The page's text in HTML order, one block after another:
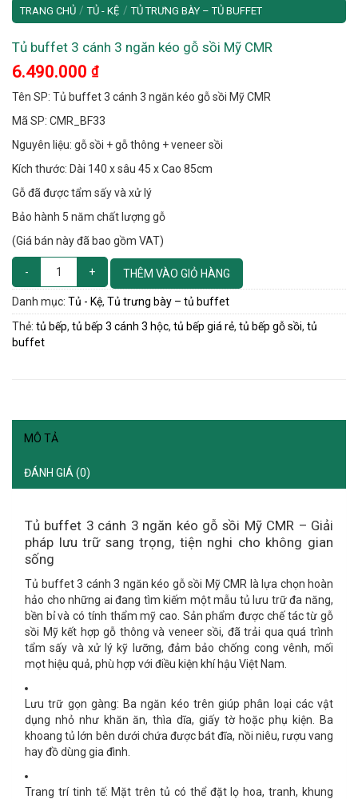
TRANG CHỦ / TỦ - KỆ / TỦ TRƯNG BÀY – TỦ BUFFET
Tủ buffet 3 cánh 3 ngăn kéo gỗ sồi Mỹ CMR
6.490.000 ₫
Tên SP: Tủ buffet 3 cánh 3 ngăn kéo gỗ sồi Mỹ CMR
Mã SP: CMR_BF33
Nguyên liệu: gỗ sồi + gỗ thông + veneer sồi
Kích thước: Dài 140 x sâu 45 x Cao 85cm
Gỗ đã được tẩm sấy và xử lý
Bảo hành 5 năm chất lượng gỗ
(Giá bán này đã bao gồm VAT)
THÊM VÀO GIỎ HÀNG
Danh mục: Tủ - Kệ, Tủ trưng bày – tủ buffet
Thẻ: tủ bếp, tủ bếp 3 cánh 3 hộc, tủ bếp giá rẻ, tủ bếp gỗ sồi, tủ
buffet
MÔ TẢ
ĐÁNH GIÁ (0)
Tủ buffet 3 cánh 3 ngăn kéo gỗ sồi Mỹ CMR – Giải
pháp lưu trữ sang trọng, tiện nghi cho không gian
sống
Tủ buffet 3 cánh 3 ngăn kéo gỗ sồi Mỹ CMR là lựa chọn hoàn
hảo cho những ai đang tìm kiếm một mẫu tủ lưu trữ đa năng,
bền bỉ và có tính thẩm mỹ cao. Sản phẩm được chế tác từ gỗ
sồi Mỹ kết hợp gỗ thông và veneer sồi, đã trải qua quá trình
tẩm sấy và xử lý kỹ lưỡng, đảm bảochống cong vênh, mối
mọt hiệu quả, phù hợp với điều kiện khí hậu Việt Nam.
Lưu trữ gọn gàng: Ba ngăn kéo trên giúp phân loại các vật
dụng nhỏ như khăn ăn, thìa dĩa, giấy tờ hoặc phụ kiện. Ba
khoang tủ lớn bên dưới chứa được bát đĩa, nồi niêu, rượu vang
hay đồ dùng gia đình.
Trang trí tinh tế: Mặt trên tủ có thể đặt lọ hoa, tranh, khung